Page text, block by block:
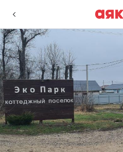
г. Краснодар
Избранное
0 объявлений
Недвижимость